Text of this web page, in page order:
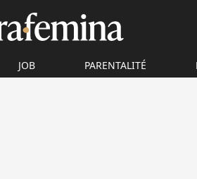
JOB PARENTALITÉ